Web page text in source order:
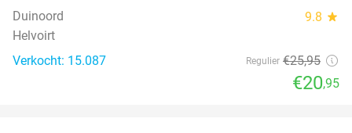
Duinoord 9.8 star
Helvoirt
Verkocht: 15.087
Regulier €25,95
€20,95